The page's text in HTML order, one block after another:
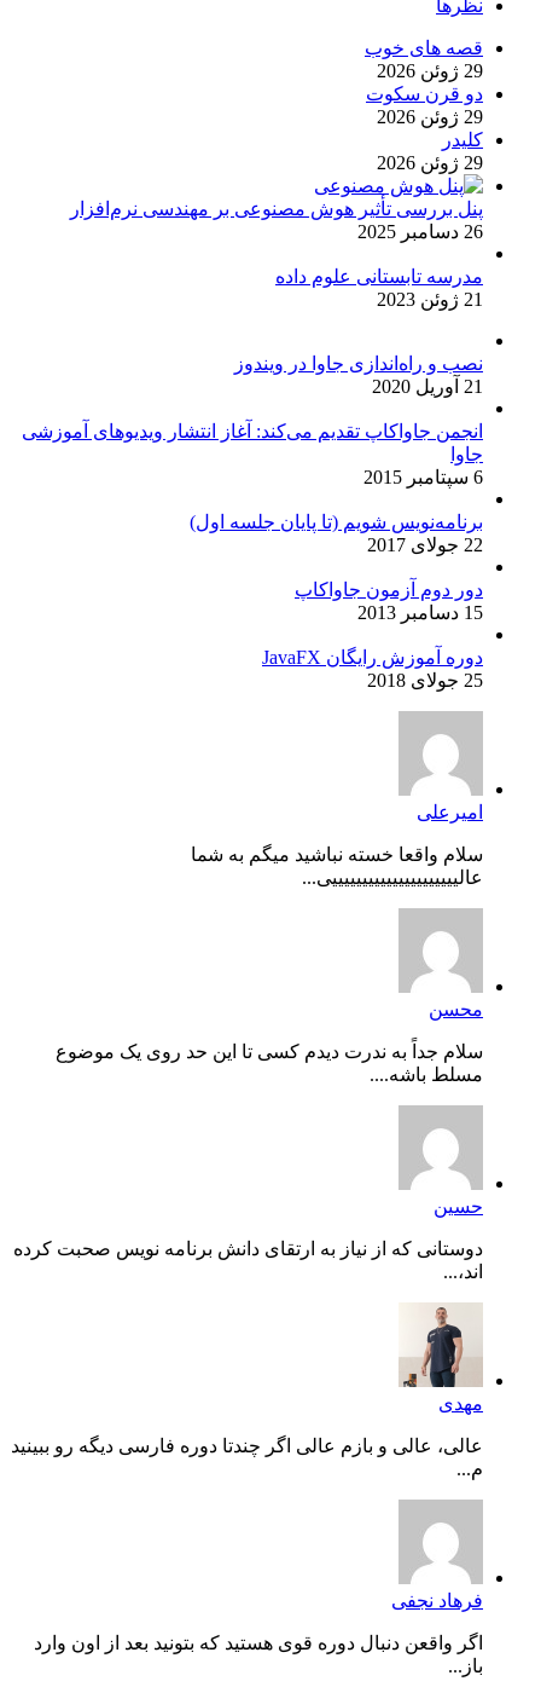
نظرها
قصه های خوب
29 ژوئن 2026
دو قرن سکوت
29 ژوئن 2026
کلیدر
29 ژوئن 2026
پنل بررسی تأثیر هوش مصنوعی بر مهندسی نرم‌افزار
26 دسامبر 2025
مدرسه تابستانی علوم داده
21 ژوئن 2023
نصب و راه‌اندازی جاوا در ویندوز
21 آوریل 2020
انجمن جاواکاپ تقدیم می‌کند: آغاز انتشار ویدیوهای آموزشی
جاوا
6 سپتامبر 2015
برنامه‌نویس شویم (تا پایان جلسه اول)
22 جولای 2017
دور دوم آزمون جاواکاپ
15 دسامبر 2013
دوره آموزش رایگان JavaFX
25 جولای 2018
امیرعلی
سلام واقعا خسته نباشید میگم به شما
عالیییییییییییییییییییییی...
محسن
سلام جداً به ندرت دیدم کسی تا این حد روی یک موضوع
مسلط باشه....
حسین
دوستانی که از نیاز به ارتقای دانش برنامه نویس صحبت کرده
اند،...
مهدی
عالی، عالی و بازم عالی اگر چندتا دوره فارسی دیگه رو ببینید
م...
فرهاد نجفی
اگر واقعن دنبال دوره قوی هستید که بتونید بعد از اون وارد
باز...